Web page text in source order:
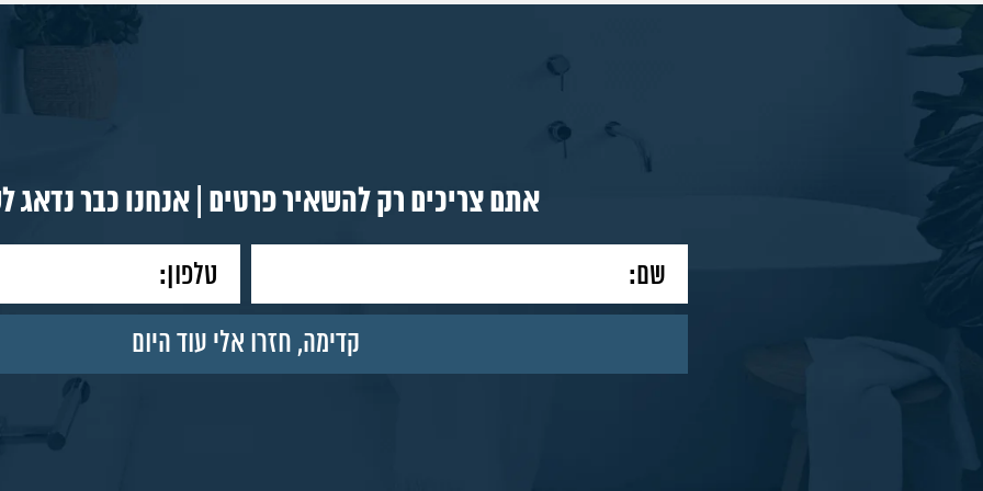
מאמרים
צור
אתם צריכים רק להשאיר פרטים | אנחנו כבר נדאג